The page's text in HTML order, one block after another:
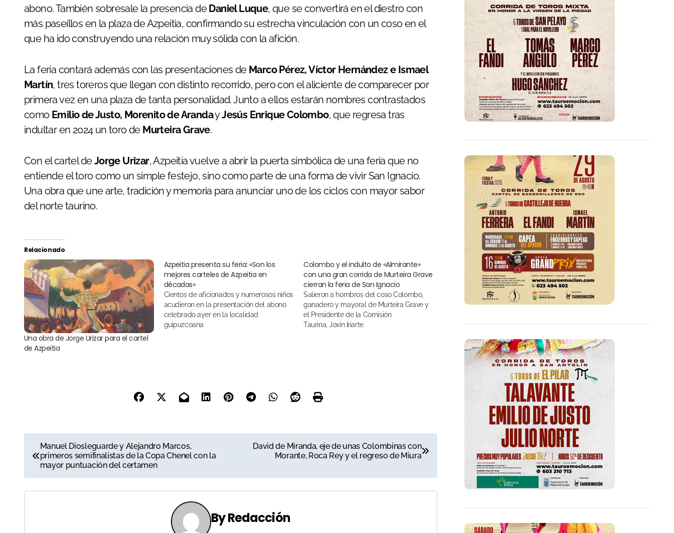
abono. También sobresale la presencia deDaniel Luque, que se convertirá en el diestro con
más paseíllos en la plaza de Azpeitia, confirmando su estrecha vinculación con un coso en el
que ha ido construyendo una relación muy sólida con la afición.
La feria contará además con las presentaciones de Marco Pérez, Víctor Hernández e Ismael
Martín, tres toreros que llegan con distinto recorrido, pero con el aliciente de comparecer por
primera vez en una plaza de tanta personalidad. Junto a ellos estarán nombres contrastados
como Emilio de Justo, Morenito de ArandayJesús Enrique Colombo, que regresa tras
indultar en 2024 un toro de Murteira Grave.
Con el cartel deJorge Urizar, Azpeitia vuelve a abrir la puerta simbólica de una feria que no
entiende el toro como un simple festejo, sino como parte de una forma de vivir San Ignacio.
Una obra que une arte, tradición y memoria para anunciar uno de los ciclos con mayor sabor
del norte taurino.
Relacionado
Una obra de Jorge Urizar para el cartel
de Azpeitia
Azpeitia presenta su feria: «Son los
mejores carteles de Azpeitia en
décadas»
Cientos de aficionados y numerosos niños
acudieron en la presentación del abono
celebrado ayer en la localidad
guipuzcoana
Colombo y el indulto de «Almirante»
con una gran corrida de Murteira Grave
cierran la feria de San Ignacio
Salieron a hombros del coso Colombo,
ganadero y mayoral de Murteira Grave y
el Presidente de la Comisión
Taurina, Joxin Iriarte
a
v
Manuel Diosleguarde y Alejandro Marcos,
primeros semifinalistas de la Copa Chenel con la
mayor puntuación del certamen
David de Miranda, eje de unas Colombinas con
Morante, Roca Rey y el regreso de Miura
ByRedacción